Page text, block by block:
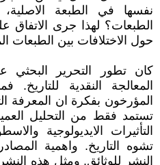
نفسها في الطبعة الاصلية،
الطبعات؟ لهذا جرى
حول الاختلافات بين الطبعات
كان تطور التحرير البحثي
المعالجة النقدية
المؤرخون بفكرة ان المعرفة
تستمد فقط من التحليل
التأثيرات الايديولوجية
تشوه التاريخ. واهمية
النشر للوثائق. ومثل هذه